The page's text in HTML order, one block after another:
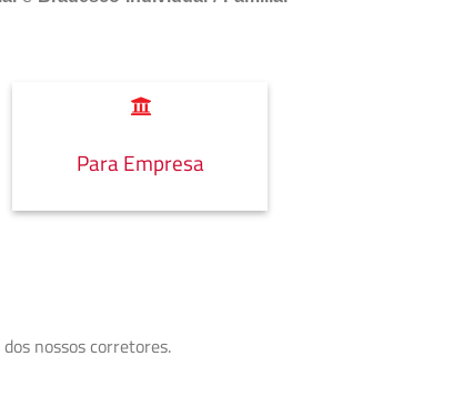
Para Empresa
nossos corretores.